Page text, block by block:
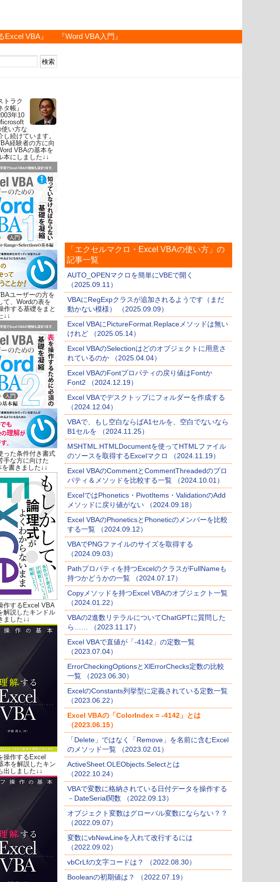
Excel VBA』 『Word VBA入門』
トラク
タ帳』
年10
い方な
し続けています。
経験者の方に向
VBAの基本を
本にしました↓↓
ユーザーの方を
て、Wordの表を
作する基礎をまと
↓↓
った条件付き書式
手な方に向けた
を書きました↓↓
作するExcel VBA
解説したキンドル
ました↓↓
操作するExcel
本を解説したキン
出しました↓↓
「エクセルマクロ・Excel VBAの使い方」の
記事一覧
AUTO_OPENマクロを簡単にVBEで開く
（2025.09.11）
VBAにRegExpクラスが追加されるようです（まだ
動かない模様） （2025.09.09）
Excel VBAにPictureFormat.Replaceメソッドは無い
けれど （2025.05.14）
Excel VBAのSelectionはどのオブジェクトに用意さ
れているのか （2025.04.04）
Excel VBAのFontプロパティの戻り値はFontか
Font2 （2024.12.19）
Excel VBAでデスクトップにフォルダーを作成する
（2024.12.04）
VBAで、もし空白ならばA1セルを、空白でないなら
B1セルを （2024.11.25）
MSHTML.HTMLDocumentを使ってHTMLファイル
のソースを取得するExcelマクロ （2024.11.19）
Excel VBAのCommentとCommentThreadedのプロ
パティ＆メソッドを比較する一覧 （2024.10.01）
ExcelではPhonetics・PivotItems・ValidationのAdd
メソッドに戻り値がない （2024.09.18）
Excel VBAのPhoneticsとPhoneticのメンバーを比較
する一覧 （2024.09.12）
VBAでPNGファイルのサイズを取得する
（2024.09.03）
Pathプロパティを持つExcelのクラスがFullNameも
持つかどうかの一覧 （2024.07.17）
Copyメソッドを持つExcel VBAのオブジェクト一覧
（2024.01.22）
VBAの2進数リテラルについてChatGPTに質問した
ら…… （2023.11.17）
Excel VBAで直値が「-4142」の定数一覧
（2023.07.04）
ErrorCheckingOptionsとXlErrorChecks定数の比較
一覧 （2023.06.30）
ExcelのConstants列挙型に定義されている定数一覧
（2023.06.22）
Excel VBAの「ColorIndex = -4142」とは
（2023.06.15）
「Delete」ではなく「Remove」を名前に含むExcel
のメソッド一覧 （2023.02.01）
ActiveSheet.OLEObjects.Selectとは
（2022.10.24）
VBAで変数に格納されている日付データを操作する
－DateSerial関数 （2022.09.13）
オブジェクト変数はグローバル変数にならない？？
（2022.09.07）
変数にvbNewLineを入れて改行するには
（2022.09.02）
vbCrLfの文字コードは？ （2022.08.30）
Booleanの初期値は？ （2022.07.19）